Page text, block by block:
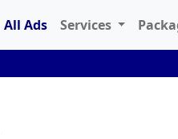
All Ads Services